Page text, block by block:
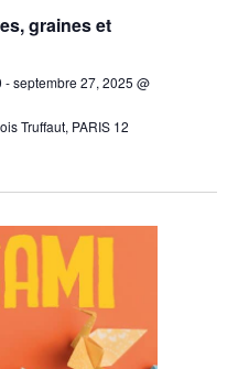
graines et
-septembre 27, 2025 @
Truffaut, PARIS 12